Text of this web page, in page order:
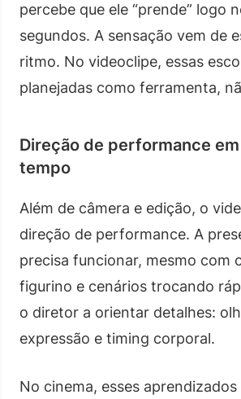
percebe que ele “prende” logo
segundos. A sensação vem de
ritmo. No videoclipe, essas
planejadas como ferramenta,
Direção de performance
tempo
Além de câmera e edição, o
direção de performance. A
precisa funcionar, mesmo com
figurino e cenários trocando
o diretor a orientar detalhes:
expressão e timing corporal.
No cinema, esses